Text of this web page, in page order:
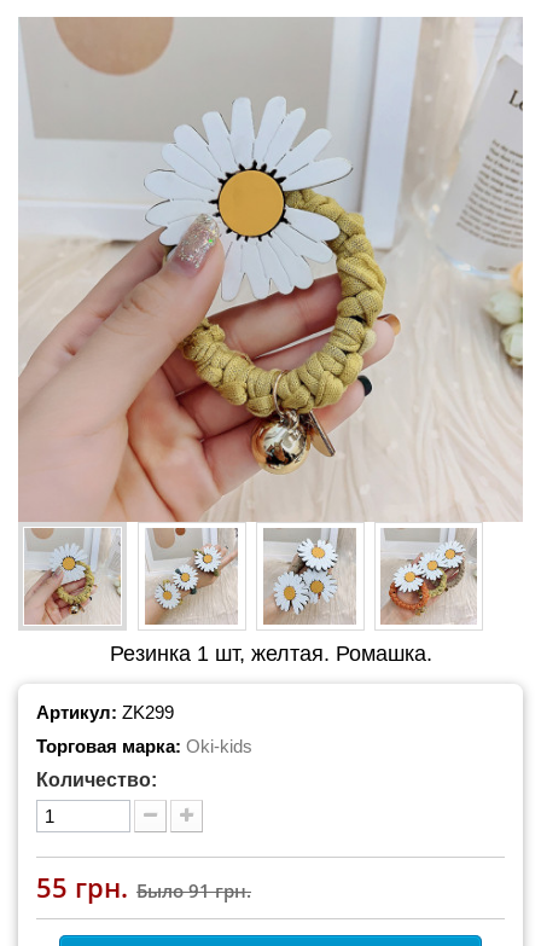
Резинка 1 шт, желтая. Ромашка.
Артикул: ZK299
Торговая марка: Oki-kids
Количество:
55 грн. Было91 грн.